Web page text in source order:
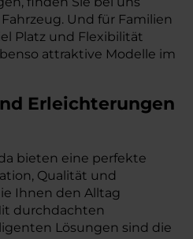
Und für Familien
Platz und Flexibilität
attraktive Modelle im
Erleichterungen
bieten eine perfekte
Qualität und
Ihnen den Alltag
durchdachten
Lösungen sind die